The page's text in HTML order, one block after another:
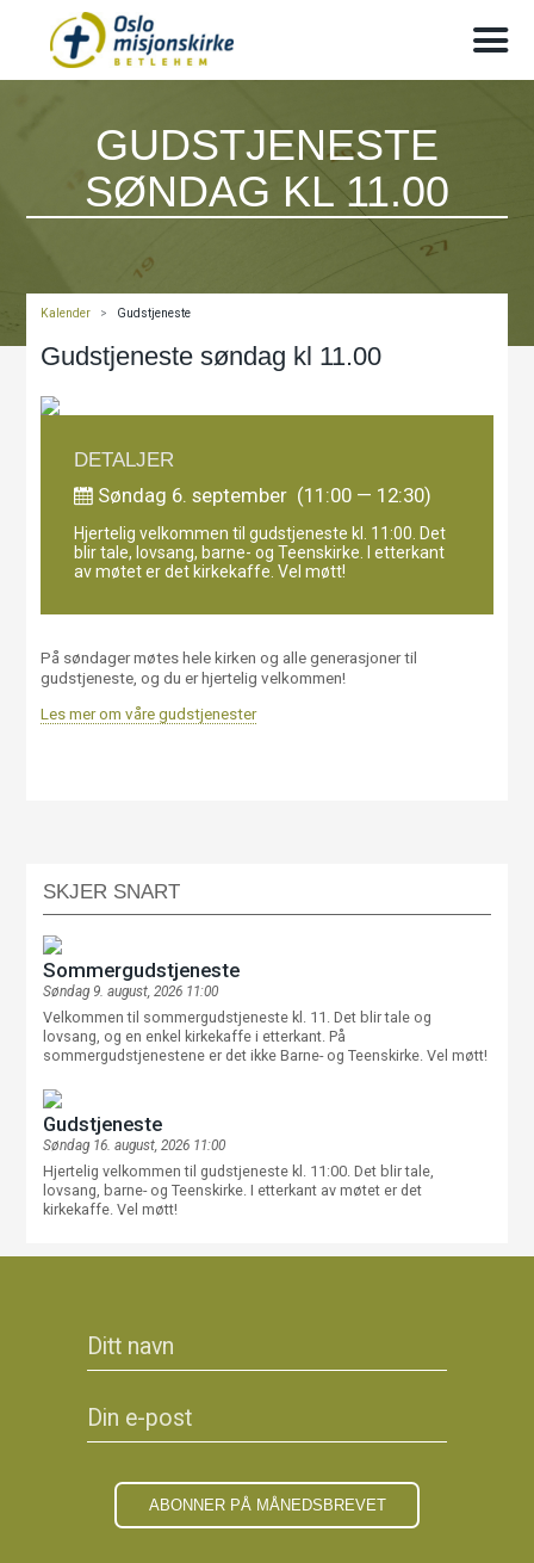
GUDSTJENESTE
SØNDAG KL 11.00
Kalender > Gudstjeneste
Gudstjeneste søndag kl 11.00
DETALJER
Søndag 6. september (11:00 — 12:30)
Hjertelig velkommen til gudstjeneste kl. 11:00. Det
blir tale, lovsang, barne- og Teenskirke. I etterkant
av møtet er det kirkekaffe. Vel møtt!
På søndager møtes hele kirken og alle generasjoner til
gudstjeneste, og du er hjertelig velkommen!
Les mer om våre gudstjenester
SKJER SNART
Sommergudstjeneste
Søndag 9. august, 2026 11:00
Velkommen til sommergudstjeneste kl. 11. Det blir tale og
lovsang, og en enkel kirkekaffe i etterkant. På
sommergudstjenestene er det ikke Barne- og Teenskirke. Vel møtt!
Gudstjeneste
Søndag 16. august, 2026 11:00
Hjertelig velkommen til gudstjeneste kl. 11:00. Det blir tale,
lovsang, barne- og Teenskirke. I etterkant av møtet er det
kirkekaffe. Vel møtt!